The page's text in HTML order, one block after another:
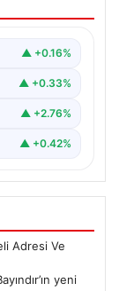
oldu
▲ +0.16%
▲ +0.33%
▲ +2.76%
▲ +0.42%
Adresi Ve
yeni